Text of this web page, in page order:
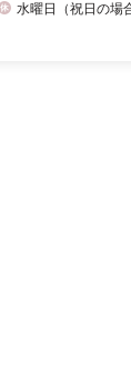
水曜日（祝日の場